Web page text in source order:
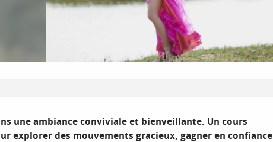
une ambiance conviviale et bienveillante. Un cours
explorer des mouvements gracieux, gagner en confiance